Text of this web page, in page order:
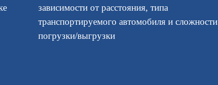
зависимости от расстояния, типа
транспортируемого автомобиля и сложности
погрузки/выгрузки